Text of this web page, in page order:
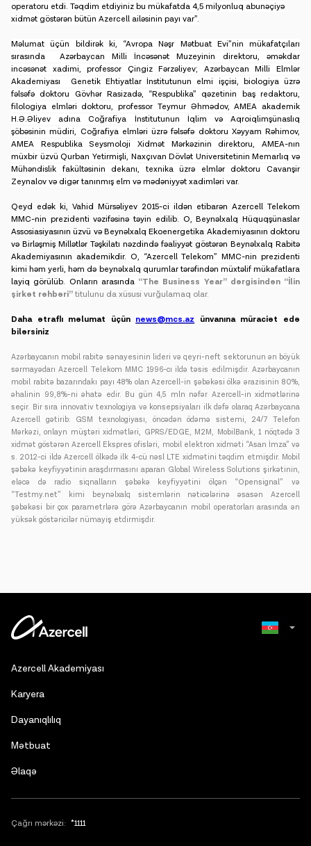
operatoru etdi. Təqdim etdiyiniz bu mükafatda 4,5 milyonluq abunəçiyə
xidmət göstərən bütün Azercell ailəsinin payı var”.
Məlumat üçün bildirək ki, “Avropa Nəşr Mətbuat Evi”nin mükafatçıları
sırasında Azərbaycan Milli İncəsənət Muzeyinin direktoru, əməkdar
incəsənət xadimi, professor Çingiz Fərzəliyev; Azərbaycan Milli Elmlər
Akademiyası Genetik Ehtiyatlar İnstitutunun elmi işçisi, biologiya üzrə
fəlsəfə doktoru Gövhər Rasizadə, “Respublika” qəzetinin baş redaktoru,
filologiya elmləri doktoru, professor Teymur Əhmədov, AMEA akademik
H.Ə.Əliyev adına Coğrafiya İnstitutunun İqlim və Aqroiqlimşünaslıq
şöbəsinin müdiri, Coğrafiya elmləri üzrə fəlsəfə doktoru Xəyyam Rəhimov,
AMEA Respublika Seysmoloji Xidmət Mərkəzinin direktoru, AMEA-nın
müxbir üzvü Qurban Yetirmişli, Naxçıvan Dövlət Universitetinin Memarlıq və
Mühəndislik fakültəsinin dekanı, texnika üzrə elmlər doktoru Cavanşir
Zeynalov və digər tanınmış elm və mədəniyyət xadimləri var.
Qeyd edək ki, Vahid Mürsəliyev 2015-ci ildən etibarən Azercell Telekom
MMC-nin prezidenti vəzifəsinə təyin edilib. O, Beynəlxalq Hüquqşünaslar
Assosiasiyasının üzvü və Beynəlxalq Ekoenergetika Akademiyasının doktoru
və Birləşmiş Millətlər Təşkilatı nəzdində fəaliyyət göstərən Beynəlxalq Rabitə
Akademiyasının akademikdir. O, “Azercell Telekom” MMC-nin prezidenti
kimi həm yerli, həm də beynəlxalq qurumlar tərəfindən müxtəlif mükafatlara
layiq görülüb. Onların arasında “The Business Year” dərgisindən “İlin
şirkət rəhbəri” titulunu da xüsusi vurğulamaq olar.
Daha ətraflı məlumat üçün news@mcs.az ünvanına müraciət edə
bilərsiniz
Azərbaycanın mobil rabitə sənayesinin lideri və qeyri-neft sektorunun ən böyük
sərmayədarı Azercell Telekom MMC 1996-cı ildə təsis edilmişdir. Azərbaycanın
mobil rabitə bazarındakı payı 48% olan Azercell-in şəbəkəsi ölkə ərazisinin 80%,
əhalinin 99,8%-ni əhatə edir. Bu gün 4,5 mln nəfər Azercell-in xidmətlərinə
seçir. Bir sıra innovativ texnologiya və konsepsiyaları ilk dəfə olaraq Azərbaycana
Azercell gətirib: GSM texnologiyası, öncədən ödəmə sistemi, 24/7 Telefon
Mərkəzi, onlayn müştəri xidmətləri, GPRS/EDGE, M2M, MobilBank, 1 nöqtədə 3
xidmət göstərən Azercell Ekspres ofisləri, mobil elektron xidməti “Asan İmza” və
s. 2012-ci ildə Azercell ölkədə ilk 4-cü nəsl LTE xidmətini təqdim etmişdir. Mobil
şəbəkə keyfiyyətinin araşdırmasını aparan Global Wireless Solutions şirkətinin,
eləcə də radio siqnalların şəbəkə keyfiyyətini ölçən “Opensignal” və
“Testmy.net” kimi beynəlxalq sistemlərin nəticələrinə əsasən Azercell
şəbəkəsi bir çox parametrlərə görə Azərbaycanın mobil operatorları arasında ən
yüksək göstəricilər nümayiş etdirmişdir.
Azercell Akademiyası
Karyera
Dayanıqlılıq
Mətbuat
Əlaqə
Çağrı mərkəzi: *1111